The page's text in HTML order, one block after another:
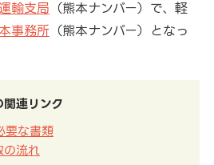
輸支局 （熊本ナンバー）で、軽
事務所（熊本ナンバー）となっ
関連リンク
要な書類
の流れ